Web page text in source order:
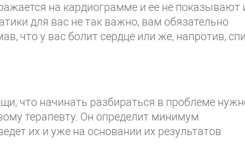
на кардиограмме и ее не показывают
для вас не так важно, вам обязательно
что у вас болит сердце или же, напротив,
что начинать разбираться в проблеме
терапевту. Он определит минимум
их и уже на основании их результатов